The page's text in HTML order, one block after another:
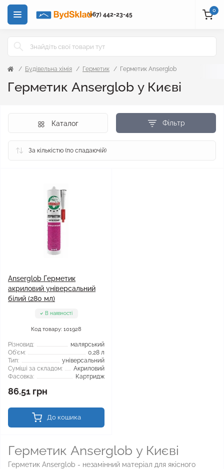
(067) 442-23-45
0
Будівельна хімія Герметик Герметик Anserglob
Герметик Anserglob у Києві
Фільтр
Каталог
Anserglob Герметик
акриловий універсальний
білий (280 мл)
В наявності
Код товару: 101928
Різновид:
малярський
Об'єм:
0,28 л
Тип:
універсальний
Суміші за складом:
Акриловий
Фасовка:
Картридж
86.51 грн
До кошика
Герметик Anserglob у Києві
Герметик Anserglob - незамінний матеріал для якісного